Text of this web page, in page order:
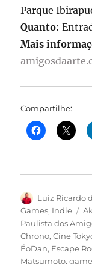
Parque
Quanto:
Mais
Compartilhe:
Autor
Luiz Ricardo
Games, Indie
Paulista dos
Chrono,Cine
ÉoDan, Escape
Matsumoto,